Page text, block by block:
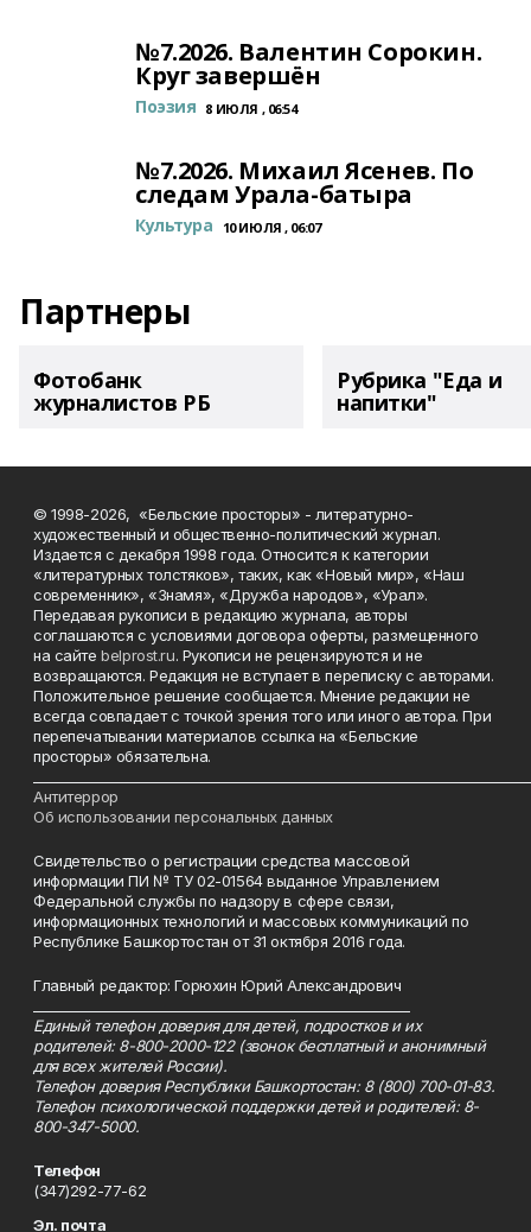
№7.2026. Валентин Сорокин.
Круг завершён
Поэзия 8 ИЮЛЯ , 06:54
№7.2026. Михаил Ясенев. По
следам Урала-батыра
Культура 10 ИЮЛЯ , 06:07
Партнеры
Фотобанк
журналистов РБ
Рубрика "Еда и
напитки"
© 1998-2026, «Бельские просторы» - литературно-
художественный и общественно-политический журнал.
Издается с декабря 1998 года. Относится к категории
«литературных толстяков», таких, как «Новый мир», «Наш
современник», «Знамя», «Дружба народов», «Урал».
Передавая рукописи в редакцию журнала, авторы
соглашаются с условиями договора оферты, размещенного
на сайтеbelprost.ru. Рукописи не рецензируются и не
возвращаются. Редакция не вступает в переписку с авторами.
Положительное решение сообщается. Мнение редакции не
всегда совпадает с точкой зрения того или иного автора. При
перепечатывании материалов ссылка на «Бельские
просторы» обязательна.
Антитеррор
Об использовании персональных данных
Свидетельство о регистрации средства массовой
информации ПИ № ТУ 02-01564 выданное Управлением
Федеральной службы по надзору в сфере связи,
информационных технологий и массовых коммуникаций по
Республике Башкортостан от 31 октября 2016 года.
Главный редактор: Горюхин Юрий Александрович
Единый телефон доверия для детей, подростков и их
родителей: 8-800-2000-122 (звонок бесплатный и анонимный
для всех жителей России).
Телефон доверия Республики Башкортостан: 8 (800) 700-01-83.
Телефон психологической поддержки детей и родителей: 8-
800-347-5000.
Телефон
(347)292-77-62
Эл. почта